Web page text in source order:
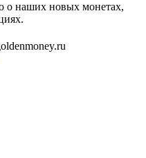
наших новых монетах,